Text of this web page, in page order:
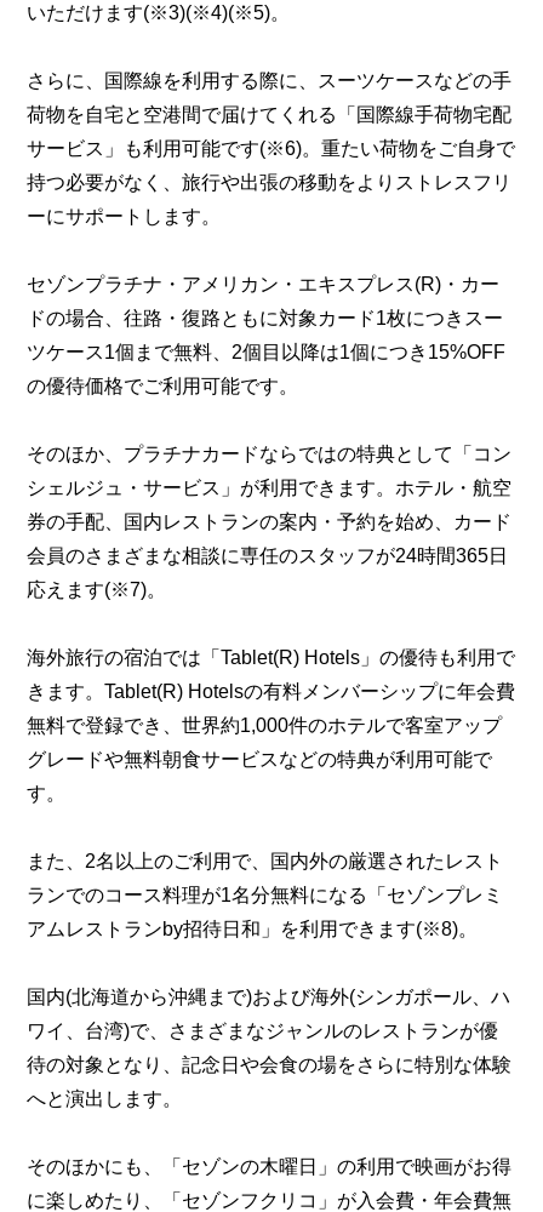
いただけます(※3)(※4)(※5)。
さらに、国際線を利用する際に、スーツケースなどの手
荷物を自宅と空港間で届けてくれる「国際線手荷物宅配
サービス」も利用可能です(※6)。重たい荷物をご自身で
持つ必要がなく、旅行や出張の移動をよりストレスフリ
ーにサポートします。
セゾンプラチナ・アメリカン・エキスプレス(R)・カー
ドの場合、往路・復路ともに対象カード1枚につきスー
ツケース1個まで無料、2個目以降は1個につき15%OFF
の優待価格でご利用可能です。
そのほか、プラチナカードならではの特典として「コン
シェルジュ・サービス」が利用できます。ホテル・航空
券の手配、国内レストランの案内・予約を始め、カード
会員のさまざまな相談に専任のスタッフが24時間365日
応えます(※7)。
海外旅行の宿泊では「Tablet(R) Hotels」の優待も利用で
きます。Tablet(R) Hotelsの有料メンバーシップに年会費
無料で登録でき、世界約1,000件のホテルで客室アップ
グレードや無料朝食サービスなどの特典が利用可能で
す。
また、2名以上のご利用で、国内外の厳選されたレスト
ランでのコース料理が1名分無料になる「セゾンプレミ
アムレストランby招待日和」を利用できます(※8)。
国内(北海道から沖縄まで)および海外(シンガポール、ハ
ワイ、台湾)で、さまざまなジャンルのレストランが優
待の対象となり、記念日や会食の場をさらに特別な体験
へと演出します。
そのほかにも、「セゾンの木曜日」の利用で映画がお得
に楽しめたり、「セゾンフクリコ」が入会費・年会費無